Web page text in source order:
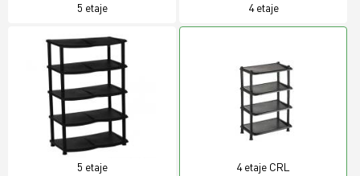
5 etaje 4 etaje
5 etaje 4 etaje CRL